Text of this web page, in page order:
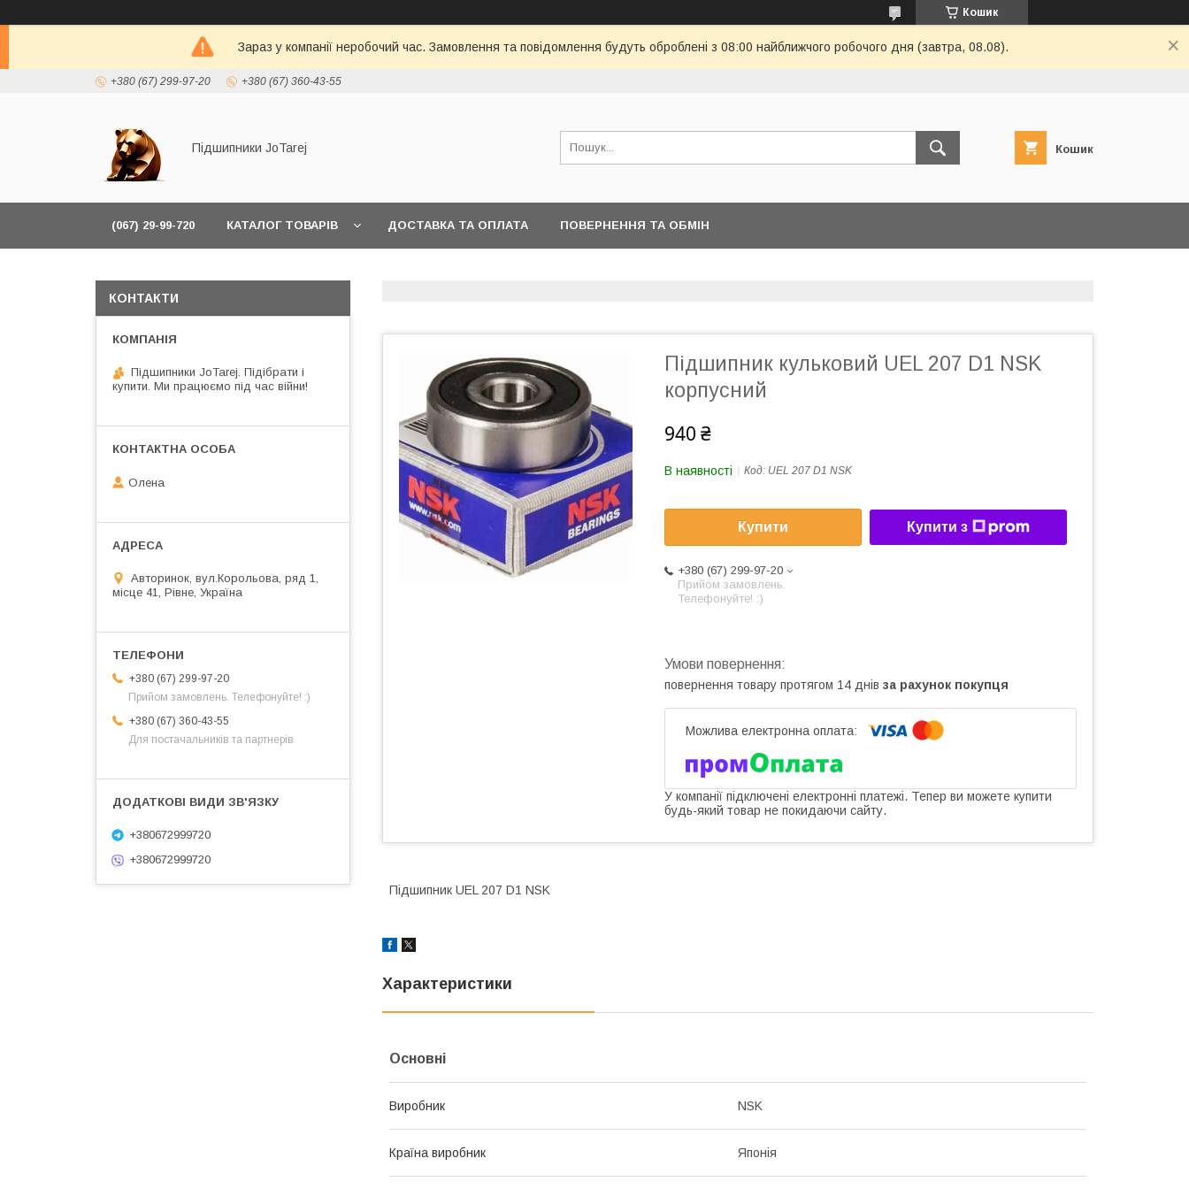
Кошик
Зараз у компанії неробочий час. Замовлення та повідомлення будуть оброблені з 08:00 найближчого робочого дня (завтра, 08.08).
+380 (67) 299-97-20 +380 (67) 360-43-55
Підшипники JoTarej Кошик
(067) 29-99-720 КАТАЛОГ ТОВАРІВ ДОСТАВКА ТА ОПЛАТА ПОВЕРНЕННЯ ТА ОБМІН
Підшипник кульковий UEL 207 D1 NSK
корпусний
940 ₴
В наявності Код: UEL 207 D1 NSK
Купити Купити з
+380 (67) 299-97-20
Прийом замовлень.
Телефонуйте! :)
повернення товару протягом 14 днів за рахунок покупця
У компанії підключені електронні платежі. Тепер ви можете купити
будь-який товар не покидаючи сайту.
Підшипник UEL 207 D1 NSK
Характеристики
Основні
Виробник NSK
Країна виробник Японія
КОНТАКТИ
Підшипники JoTarej. Підібрати і
купити. Ми працюємо під час війни!
Олена
Авторинок, вул.Корольова, ряд 1,
місце 41, Рівне, Україна
+380 (67) 299-97-20
Прийом замовлень. Телефонуйте! :)
+380 (67) 360-43-55
Для постачальників та партнерів
+380672999720
+380672999720